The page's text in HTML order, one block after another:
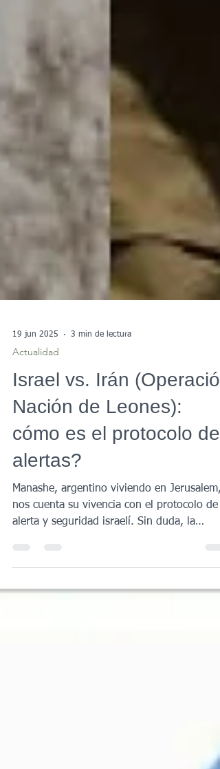
19 jun 2025
Israel vs. Irán (Operación
Nación de Leones):
cómo es el protocolo de
Manashe, argentino viviendo en Jerusalem,
nos cuenta su vivencia con el protocolo de